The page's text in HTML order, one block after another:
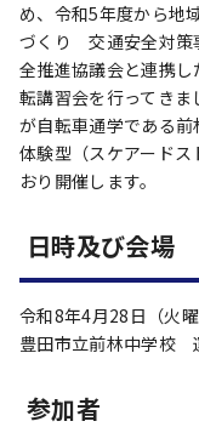
め、令和5年度から地
づくり 交通安全対策
全推進協議会と連携
転講習会を行ってき
が自転車通学である
体験型（スケアード
おり開催します。
日時及び会場
令和8年4月28日（火
豊田市立前林中学校
参加者